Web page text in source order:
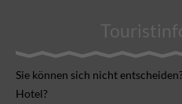
Sie können sich nicht
Hotel?